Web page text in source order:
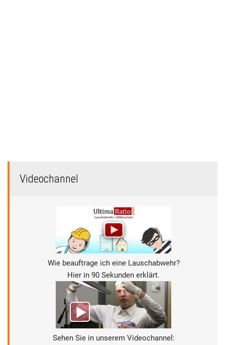
Videochannel
Wie beauftrage ich eine Lauschabwehr?
Hier in 90 Sekunden erklärt.
Sehen Sie in unserem Videochannel: